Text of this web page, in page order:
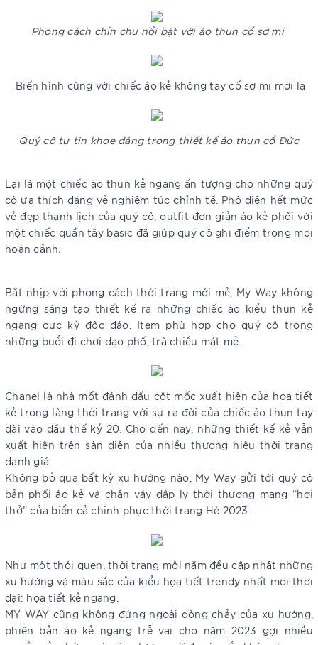
Phong cách chỉn chu nổi bật với áo thun cổ sơ mi
Biến hình cùng với chiếc áo kẻ không tay cổ sơ mi mới lạ
Quý cô tự tin khoe dáng trong thiết kế áo thun cổ Đức
Lại là một chiếc áo thun kẻ ngang ấn tượng cho những quý
cô ưa thích dáng vẻ nghiêm túc chỉnh tề. Phô diễn hết mức
vẻ đẹp thanh lịch của quý cô, outfit đơn giản áo kẻ phối với
một chiếc quần tây basic đã giúp quý cô ghi điểm trong mọi
hoàn cảnh.
Bắt nhịp với phong cách thời trang mới mẻ, My Way không
ngừng sáng tạo thiết kế ra những chiếc áo kiểu thun kẻ
ngang cực kỳ độc đáo. Item phù hợp cho quý cô trong
những buổi đi chơi dạo phố, trà chiều mát mẻ.
Chanel là nhà mốt đánh dấu cột mốc xuất hiện của họa tiết
kẻ trong làng thời trang với sự ra đời của chiếc áo thun tay
dài vào đầu thế kỷ 20. Cho đến nay, những thiết kế kẻ vẫn
xuất hiện trên sàn diễn của nhiều thương hiệu thời trang
danh giá.
Không bỏ qua bất kỳ xu hướng nào, My Way gửi tới quý cô
bản phối áo kẻ và chân váy dập ly thời thượng mang “hơi
thở” của biển cả chinh phục thời trang Hè 2023.
Như một thói quen, thời trang mỗi năm đều cập nhật những
xu hướng và màu sắc của kiểu họa tiết trendy nhất mọi thời
đại: họa tiết kẻ ngang.
MY WAY cũng không đứng ngoài dòng chảy của xu hướng,
phiên bản áo kẻ ngang trễ vai cho năm 2023 gợi nhiều